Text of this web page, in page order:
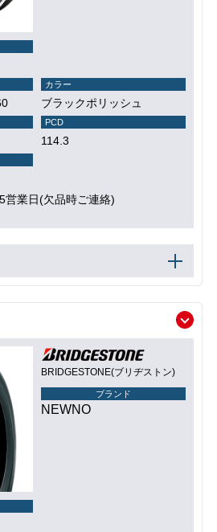
カラー
ブラックポリッシュ
PCD
114.3
営業日(欠品時ご連絡)
BRIDGESTONE(ブリヂストン)
ブランド
NEWNO